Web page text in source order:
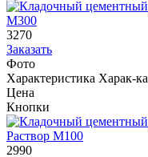
М300
3270
Заказать
Фото
Характеристика Харак-ка
Цена
Кнопки
Раствор М100
2990